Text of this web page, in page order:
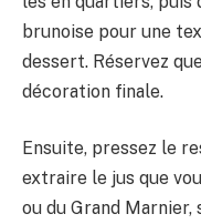
brunoise pour une
dessert. Réservez
décoration finale.
Ensuite, pressez le
extraire le jus que
ou du Grand Marnier,